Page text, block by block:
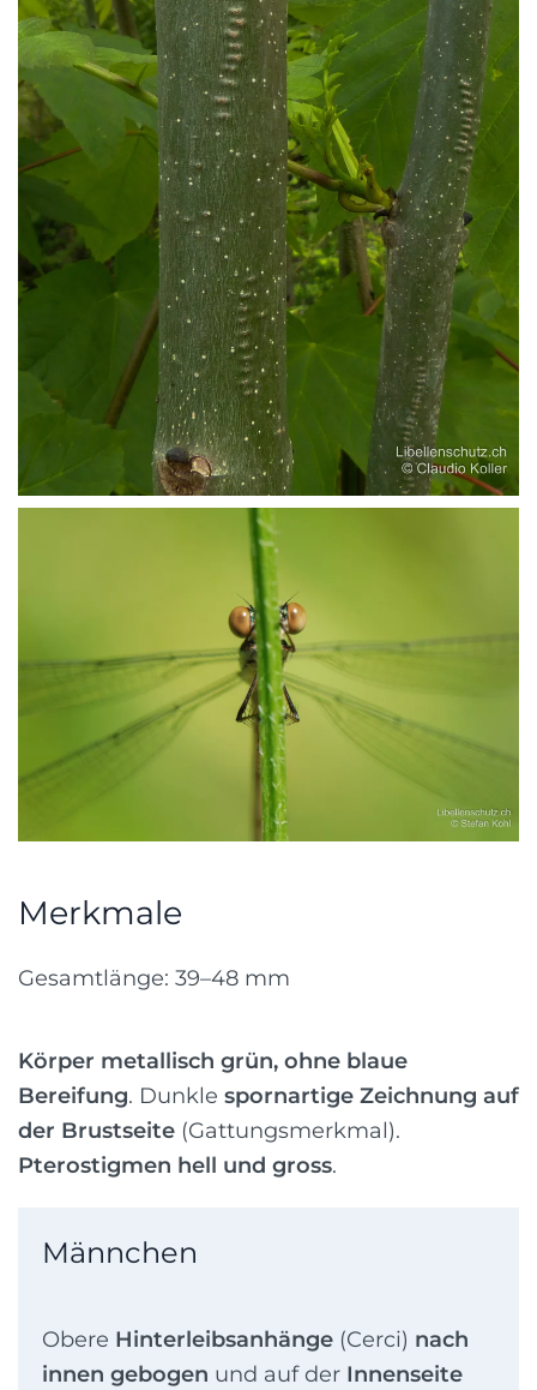
Merkmale
Gesamtlänge: 39–48 mm
Körper metallisch grün, ohne blaue
Bereifung. Dunkle spornartige Zeichnung auf
der Brustseite (Gattungsmerkmal).
Pterostigmen hell und gross.
Männchen
Obere Hinterleibsanhänge (Cerci) nach
innen gebogen und auf der Innenseite